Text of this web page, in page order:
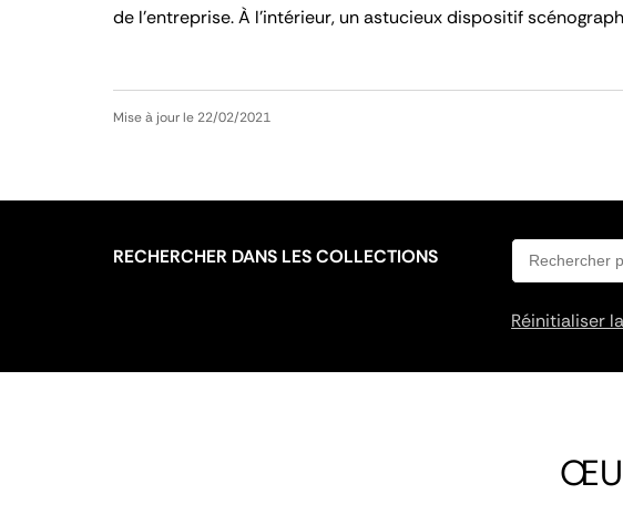
de l’entreprise. À l’intérieur, un astucieux dispositif
Mise à jour le 22/02/2021
RECHERCHER DANS LES COLLECTIONS
Réinitialiser